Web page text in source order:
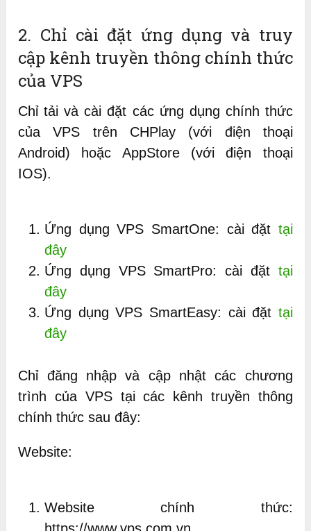
2. Chỉ cài đặt ứng dụng và truy
cập kênh truyền thông chính thức
của VPS
Chỉ tải và cài đặt các ứng dụng chính thức
của VPS trên CHPlay (với điện thoại
Android) hoặc AppStore (với điện thoại
IOS).
Ứng dụng VPS SmartOne: cài đặt tại
đây
Ứng dụng VPS SmartPro: cài đặt tại
đây
Ứng dụng VPS SmartEasy: cài đặt tại
đây
Chỉ đăng nhập và cập nhật các chương
trình của VPS tại các kênh truyền thông
chính thức sau đây:
Website:
Website chính thức: